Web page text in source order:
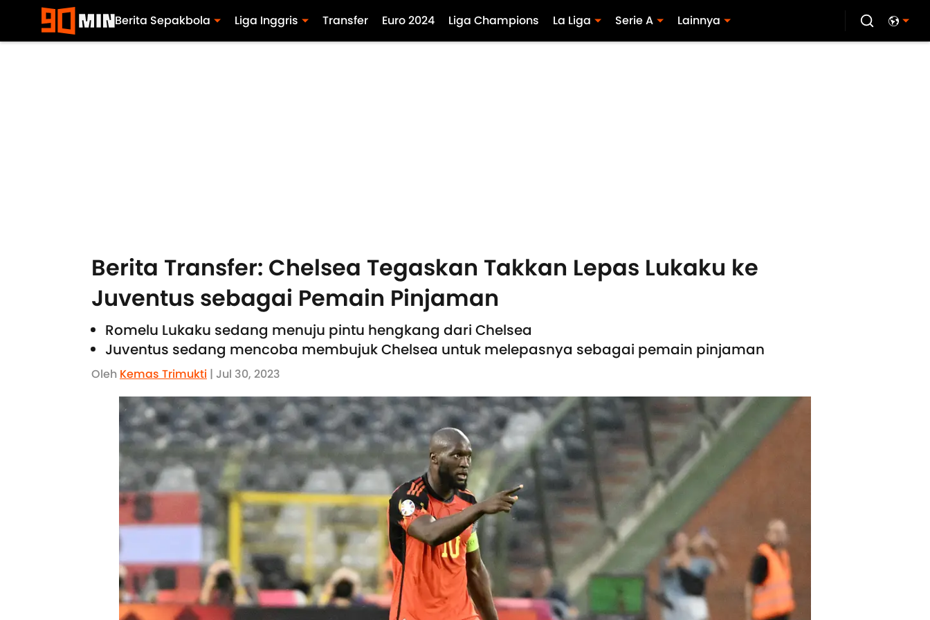
Berita Sepakbola Liga Inggris Transfer Euro 2024 Liga Champions La Liga Serie A Lainnya
Berita Transfer: Chelsea Tegaskan Takkan Lepas Lukaku ke
Juventus sebagai Pemain Pinjaman
Romelu Lukaku sedang menuju pintu hengkang dari Chelsea
Juventus sedang mencoba membujuk Chelsea untuk melepasnya sebagai pemain pinjaman
Oleh Kemas Trimukti | Jul 30, 2023